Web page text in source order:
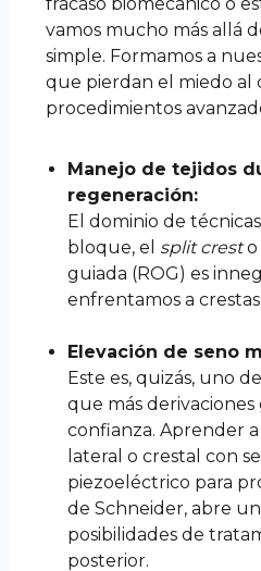
vamos mucho más allá
simple. Formamos a
que pierdan el miedo al
procedimientos
Manejo de tejidos
regeneración:
El dominio de
bloque, el split cresto
guiada (ROG) es
enfrentamos a
Elevación de seno
Este es, quizás, uno
que más
confianza. Aprender
lateral o crestal con
piezoeléctrico para
de Schneider, abre
posibilidades de
posterior.